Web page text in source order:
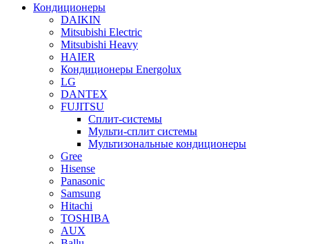
Кондиционеры
DAIKIN
Mitsubishi Electric
Mitsubishi Heavy
HAIER
Кондиционеры Energolux
LG
DANTEX
FUJITSU
Сплит-системы
Мульти-сплит системы
Мультизональные кондиционеры
Gree
Hisense
Panasonic
Samsung
Hitachi
TOSHIBA
AUX